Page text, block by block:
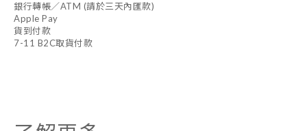
銀行轉帳／ATM (請於三天內匯款)
Apple Pay
貨到付款
7-11 B2C取貨付款